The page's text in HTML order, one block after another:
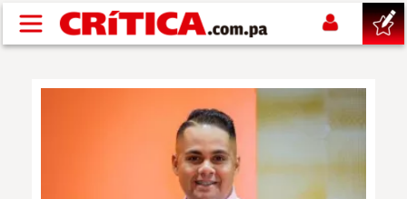
Pasar al contenido principal